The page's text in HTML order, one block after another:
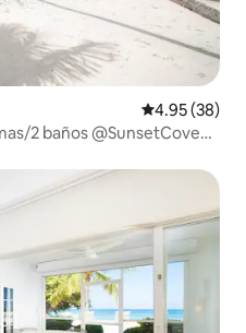
Calificación
4.95 (38)
2 baños @SunsetCove